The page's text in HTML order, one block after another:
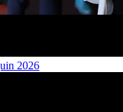
2026